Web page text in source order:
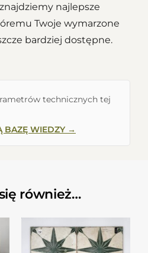
najlepsze
Twoje wymarzone
bardziej dostępne.
technicznych tej
BAZĘ WIEDZY →
również…